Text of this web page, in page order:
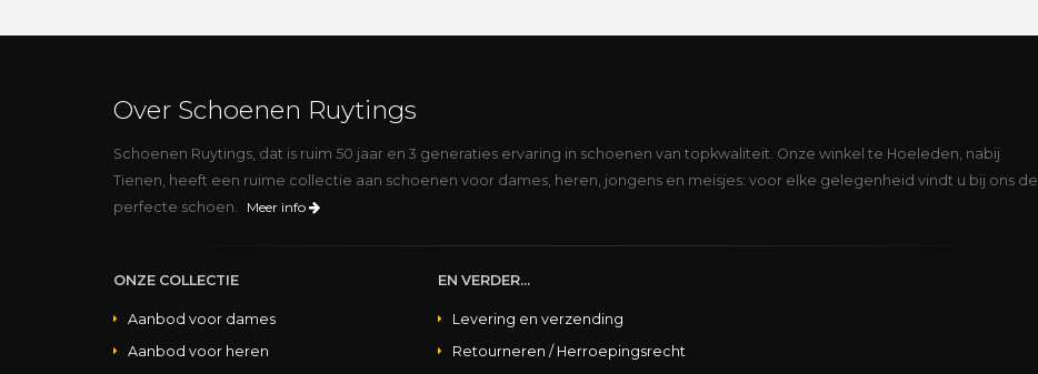
Over Schoenen Ruytings
Schoenen Ruytings, dat is ruim 50 jaar en 3 generaties ervaring in schoenen van topkwaliteit. Onze winkel te Hoeleden, nabij
Tienen, heeft een ruime collectie aan schoenen voor dames, heren, jongens en meisjes: voor elke gelegenheid vindt u bij ons de
perfecte schoen.
Meer info
ONZE COLLECTIE
Aanbod voor dames
Aanbod voor heren
EN VERDER...
Levering en verzending
Retourneren / Herroepingsrecht